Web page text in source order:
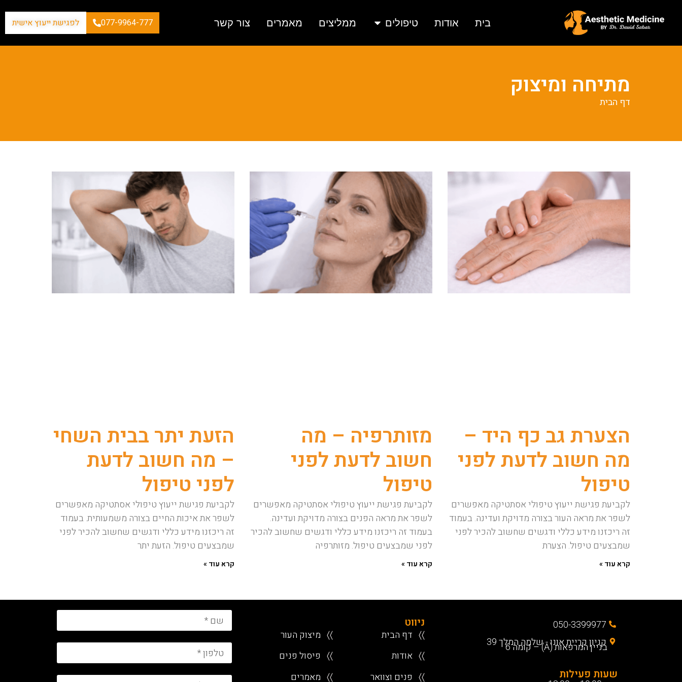
בית אודות טיפולים ממליצים מאמרים צור קשר 077-9964-777 לפגישת ייעוץ אישית
מתיחה ומיצוק
דף הבית
הצערת גב כף היד –
מה חשוב לדעת לפני
טיפול
לקביעת פגישת ייעוץ טיפולי אסתטיקה מאפשרים
לשפר את מראה העור בצורה מדויקת ועדינה. בעמוד
זה ריכזנו מידע כללי ודגשים שחשוב להכיר לפני
שמבצעים טיפול. הצערת
קרא עוד »
מזותרפיה – מה
חשוב לדעת לפני
טיפול
לקביעת פגישת ייעוץ טיפולי אסתטיקה מאפשרים
לשפר את מראה הפנים בצורה מדויקת ועדינה.
בעמוד זה ריכזנו מידע כללי ודגשים שחשוב להכיר
לפני שמבצעים טיפול. מזותרפיה
קרא עוד »
הזעת יתר בבית השחי
– מה חשוב לדעת
לפני טיפול
לקביעת פגישת ייעוץ טיפולי אסתטיקה מאפשרים
לשפר את איכות החיים בצורה משמעותית. בעמוד
זה ריכזנו מידע כללי ודגשים שחשוב להכיר לפני
שמבצעים טיפול. הזעת יתר
קרא עוד »
050-3399977
קניון קריית אונו - שלמה המלך 39
בניין המרפאות (A) – קומה 6
שעות פעילות
ניווט
〉〉 דף הבית
〉〉 אודות
〉〉 פנים וצוואר
〉〉 מיצוק העור
〉〉 פיסול פנים
〉〉 מאמרים